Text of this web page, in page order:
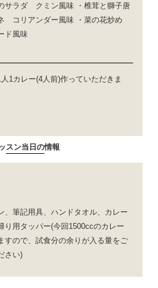
サラダ クミン風味 ・椎茸と獅子唐
コリアンダー風味 ・菜の花炒め
ド風味
1カレー(4人前)作っていただきま
スン当日の情報
、筆記用具、ハンドタオル、カレー
り用タッパー(今回1500ccのカレー
すので、試食分の余りが入る量をご
さい)